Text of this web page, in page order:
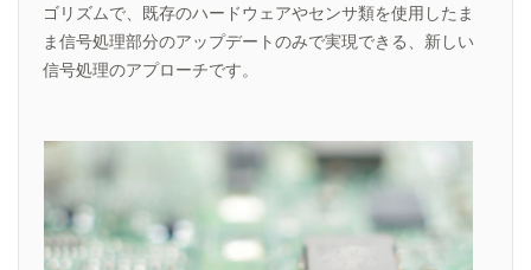
ゴリズムで、既存のハードウェアやセンサ類を使用したま
ま信号処理部分のアップデートのみで実現できる、新しい
信号処理のアプローチです。